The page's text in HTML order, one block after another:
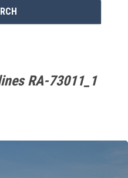
RA-73011_1